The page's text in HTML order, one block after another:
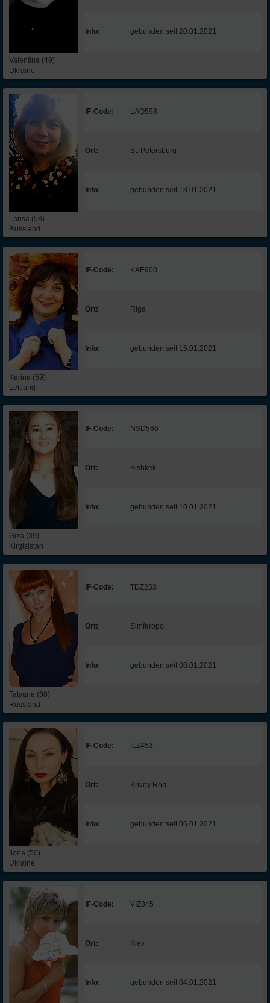
Valentina (49)
Ukraine
Info: gebunden seit 20.01.2021
Larisa (58)
Russland
IF-Code: LAQ598
Ort: St. Petersburg
Info: gebunden seit 18.01.2021
Karina (59)
Lettland
IF-Code: KAE900
Ort: Riga
Info: gebunden seit 15.01.2021
Giza (39)
Kirgisistan
IF-Code: NSD566
Ort: Bishkek
Info: gebunden seit 10.01.2021
Tatyana (60)
Russland
IF-Code: TDZ253
Ort: Simferopol
Info: gebunden seit 08.01.2021
Ilona (50)
Ukraine
IF-Code: ILZ453
Ort: Krivoy Rog
Info: gebunden seit 06.01.2021
IF-Code: VIZ845
Ort: Kiev
Info: gebunden seit 04.01.2021